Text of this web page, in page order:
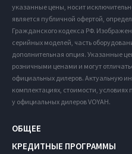
указанные цены, носит
является публичной офертой,
Гражданского кодекса РФ.
серийных моделей, часть
дополнительная опция. Указанные
розничными ценами и могут
официальных дилеров. Актуальную
комплектациях, стоимости,
у официальных дилеров VOYAH.
ОБЩЕЕ
КРЕДИТНЫЕ ПРОГРАММЫ